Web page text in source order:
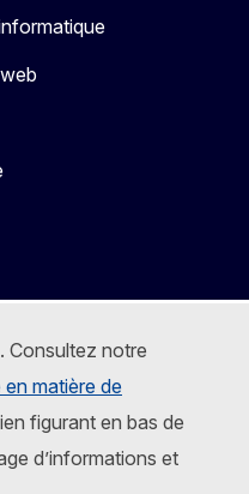
Consultez notre
matière de
figurant en bas de
d’informations et